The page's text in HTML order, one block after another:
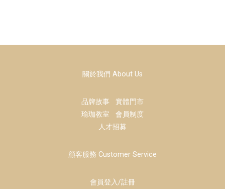
關於我們 About Us
品牌故事 實體門市
瑜珈教室 會員制度
人才招募
顧客服務 Customer Service
會員登入/註冊